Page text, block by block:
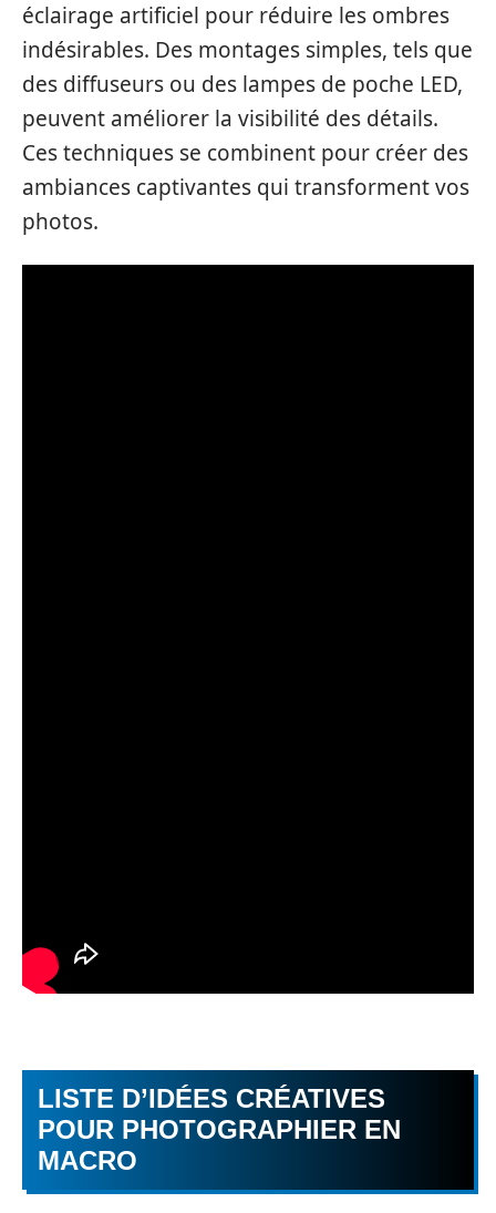
éclairage artificiel pour réduire les ombres
indésirables. Des montages simples, tels que
des diffuseurs ou des lampes de poche LED,
peuvent améliorer la visibilité des détails.
Ces techniques se combinent pour créer des
ambiances captivantes qui transforment vos
photos.
LISTE D’IDÉES CRÉATIVES
POUR PHOTOGRAPHIER EN
MACRO